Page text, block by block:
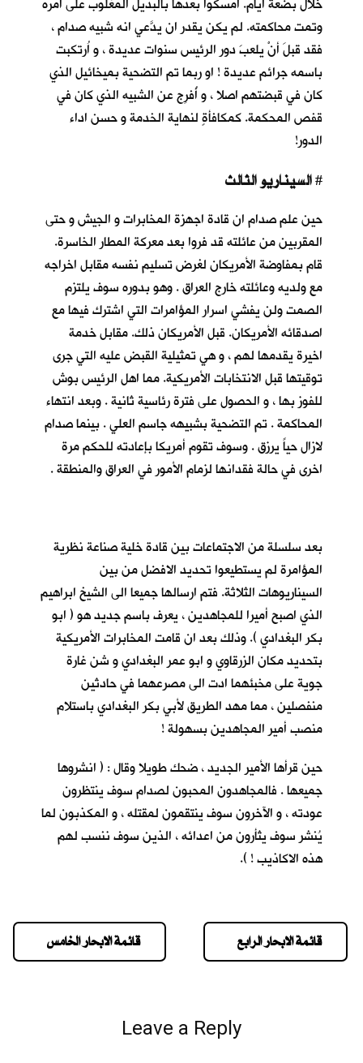
وتمت محاكمته. لم يكن يقدر ان يدَّعي انه شبيه صدام ،
فقد قبلَ أنْ يلعبَ دور الرئيس سنوات عديدة ، و اُرتكبت
باسمه جرائم عديدة ! او ربما تم التضحية بميخائيل الذي
كان في قبضتهم اصلا ، و أُفرِج عن الشبيه الذي كان في
قفص المحكمة. كمكافأةٍ لنهاية الخدمة و حسن اداء
الدور!
#
حين علم صدام ان قادة اجهزة المخابرات و الجيش و حتى
المقربين من عائلته قد فروا بعد معركة المطار الخاسرة.
قام بمفاوضة الأمريكان لغرض تسليم نفسه مقابل اخراجه
مع ولديه وعائلته خارج العراق . وهو بدوره سوف يلتزم
الصمت ولن يفشي اسرار المؤامرات التي اشترك فيها مع
اصدقائه الأمريكان. قبل الأمريكان ذلك. مقابل خدمة
اخيرة يقدمها لهم ، و هي تمثيلية القبض عليه التي جرى
توقيتها قبل الانتخابات الأمريكية. مما اهل الرئيس بوش
للفوز بها ، و الحصول على فترة رئاسية ثانية . وبعد انتهاء
المحاكمة . تم التضحية بشبيهه جاسم العلي . بينما صدام
لازال حياً يرزق . وسوف تقوم أمريكا بإعادته للحكم مرة
اخرى في حالة فقدانها لزمام الأمور في العراق والمنطقة .
بعد سلسلة من الاجتماعات بين قادة خلية صناعة نظرية
المؤامرة لم يستطيعوا تحديد الافضل من بين
السيناريوهات الثلاثة. فتم ارسالها جميعا الى الشيخ ابراهيم
الذي اصبح أميرا للمجاهدين ، يعرف باسم جديد هو ( ابو
بكر البغدادي ). وذلك بعد ان قامت المخابرات الأمريكية
بتحديد مكان الزرقاوي و ابو عمر البغدادي و شن غارة
جوية على مخبئهما ادت الى مصرعهما في حادثين
منفصلين ، مما مهد الطريق لأبي بكر البغدادي باستلام
منصب أمير المجاهدين بسهولة !
حين قرأها الأمير الجديد ، ضحك طويلا وقال : ( انشروها
جميعها . فالمجاهدون المحبون لصدام سوف ينتظرون
عودته ، و الآخرون سوف ينتقمون لمقتله ، و المكذبون لما
يُنشر سوف يثأرون من اعدائه ، الذين سوف ننسب لهم
هذه الاكاذيب ! ).
قائمة الابحار الخامس قائمة الابحار الرابع
Leave a Reply